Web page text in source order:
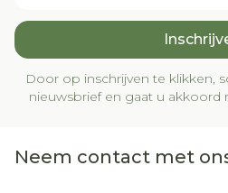
Door op inschrijven te klikken,
nieuwsbrief en gaat u akkoord
Neem contact met